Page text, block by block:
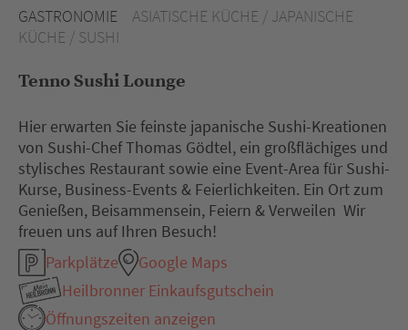
GASTRONOMIE
ASIATISCHE KÜCHE / JAPANISCHE
KÜCHE / SUSHI
Tenno Sushi Lounge
Hier erwarten Sie feinste japanische Sushi-Kreationen
von Sushi-Chef Thomas Gödtel, ein großflächiges und
stylisches Restaurant sowie eine Event-Area für Sushi-
Kurse, Business-Events & Feierlichkeiten. Ein Ort zum
Genießen, Beisammensein, Feiern & Verweilen  Wir
freuen uns auf Ihren Besuch!
Parkplätze
Google Maps
Heilbronner Einkaufsgutschein
Öffnungszeiten anzeigen